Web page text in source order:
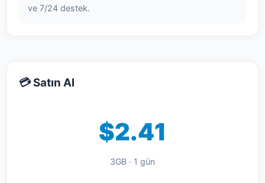
ve 7/24 destek.
💳 Satın Al
$2.41
3GB · 1 gün